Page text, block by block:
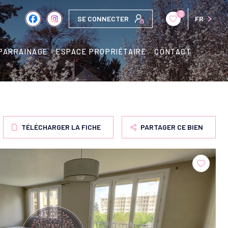
SE CONNECTER
0
FR
ESPACE PROPRIÉTAIRE CONTACT
TÉLÉCHARGER LA FICHE PARTAGER CE BIEN